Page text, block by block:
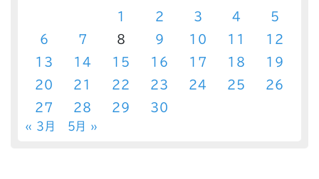
1
2 3 4
5
6
7 8 9 10 11
12
13
14 15 16 17 18
19
20
21 22 23 24 25
26
27
28 29 30
« 3月 5月 »